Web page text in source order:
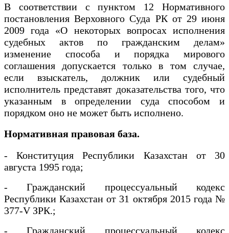
В соответствии с пунктом 12 Нормативного
постановления Верховного Суда РК от 29 июня
2009 года «О некоторых вопросах исполнения
судебных актов по гражданским делам»
изменение способа и порядка мирового
соглашения допускается только в том случае,
если взыскатель, должник или судебный
исполнитель представят доказательства того, что
указанным в определении суда способом и
порядком оно не может быть исполнено.
Нормативная правовая база.
- Конституция Республики Казахстан от 30
августа 1995 года;
- Гражданский процессуальный кодекс
Республики Казахстан от 31 октября 2015 года №
377-V ЗРК.;
- Гражданский процессуальный кодекс